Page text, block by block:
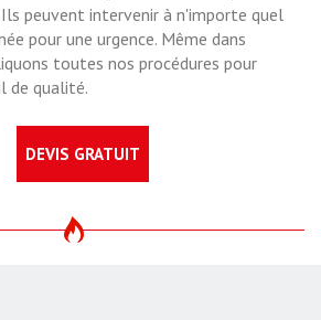
peuvent intervenir à n'importe quel
pour une urgence. Même dans
toutes nos procédures pour
de qualité.
DEVIS GRATUIT